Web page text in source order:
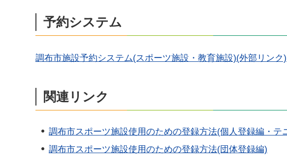
予約システム
調布市施設予約システム(スポーツ施設・教育施設)(外部リンク)
関連リンク
調布市スポーツ施設使用のための登録方法(個人登録編・テ
調布市スポーツ施設使用のための登録方法(団体登録編)